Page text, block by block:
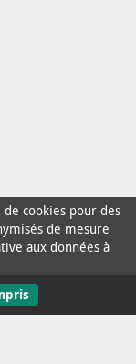
de cookies pour des
de mesure
aux données à